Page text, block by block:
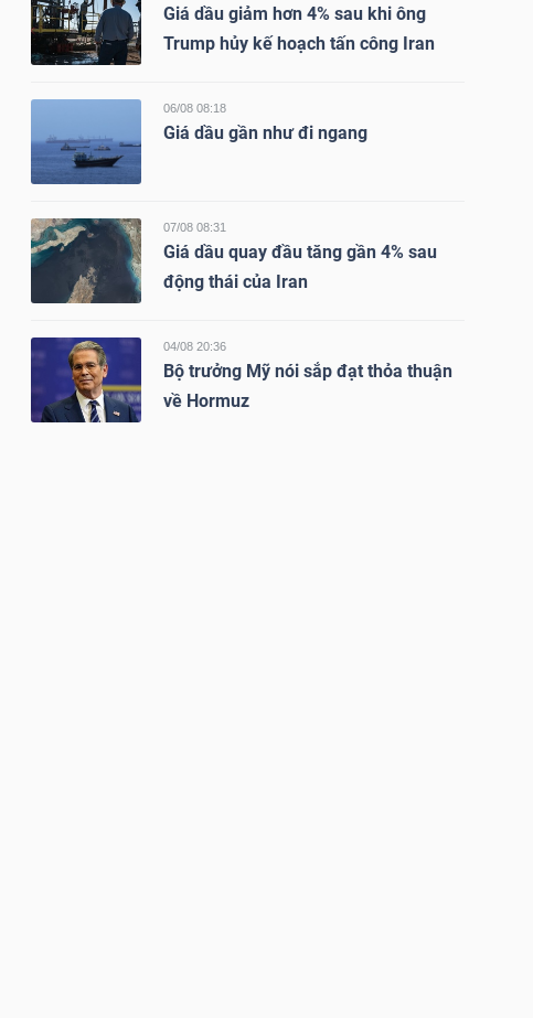
Giá dầu giảm hơn 4% sau khi ông
Trump hủy kế hoạch tấn công Iran
06/08 08:18
Giá dầu gần như đi ngang
07/08 08:31
Giá dầu quay đầu tăng gần 4% sau
động thái của Iran
04/08 20:36
Bộ trưởng Mỹ nói sắp đạt thỏa thuận
về Hormuz